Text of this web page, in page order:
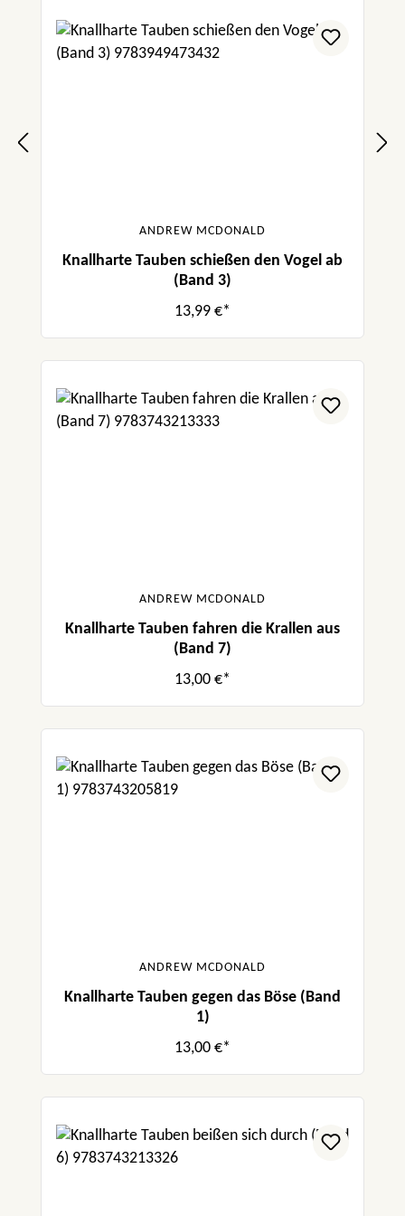
ANDREW MCDONALD
Knallharte Tauben schießen den Vogel ab
(Band 3)
13,99 €*
ANDREW MCDONALD
Knallharte Tauben fahren die Krallen aus
(Band 7)
13,00 €*
ANDREW MCDONALD
Knallharte Tauben gegen das Böse (Band
1)
13,00 €*